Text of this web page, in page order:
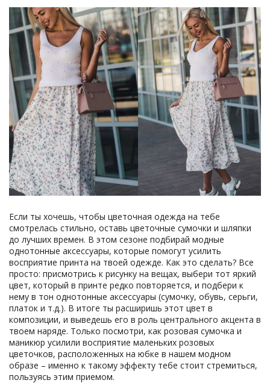
Если ты хочешь, чтобы цветочная одежда на тебе
смотрелась стильно, оставь цветочные сумочки и шляпки
до лучших времен. В этом сезоне подбирай модные
однотонные аксессуары, которые помогут усилить
восприятие принта на твоей одежде. Как это сделать? Все
просто: присмотрись к рисунку на вещах, выбери тот яркий
цвет, который в принте редко повторяется, и подбери к
нему в тон однотонные аксессуары (сумочку, обувь, серьги,
платок и т.д.). В итоге ты расширишь этот цвет в
композиции, и выведешь его в роль центрального акцента в
твоем наряде. Только посмотри, как розовая сумочка и
маникюр усилили восприятие маленьких розовых
цветочков, расположенных на юбке в нашем модном
образе – именно к такому эффекту тебе стоит стремиться,
пользуясь этим приемом.